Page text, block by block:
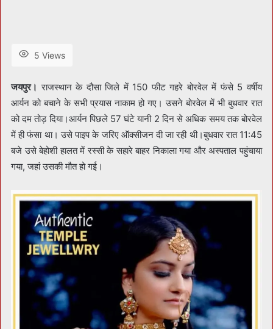
5 Views
जयपुर। राजस्थान के दौसा जिले में 150 फीट गहरे बोरवेल में फंसे 5 वर्षीय
आर्यन को बचाने के सभी प्रयास नाकाम हो गए। उसने बोरवेल में भी बुधवार रात
को दम तोड़ दिया।आर्यन पिछले 57 घंटे यानी 2 दिन से अधिक समय तक बोरवेल
में ही फंसा था। उसे पाइप के जरिए ऑक्सीजन दी जा रही थी।बुधवार रात 11:45
बजे उसे बेहोशी हालत में रस्सी के सहारे बाहर निकाला गया और अस्पताल पहुंचाया
गया, जहां उसकी मौत हो गई।